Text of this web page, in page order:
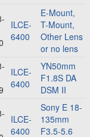
ILCE-
6400
E-Mount,
T-Mount,
Other Lens
or no lens
ILCE-
6400
YN50mm
F1.8S DA
DSM II
ILCE-
6400
Sony E 18-
135mm
F3.5-5.6